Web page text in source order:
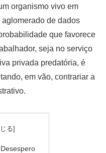
organismo vivo em
de dados
que favorece
seja no serviço
privada predatória, é
em vão, contrariar a